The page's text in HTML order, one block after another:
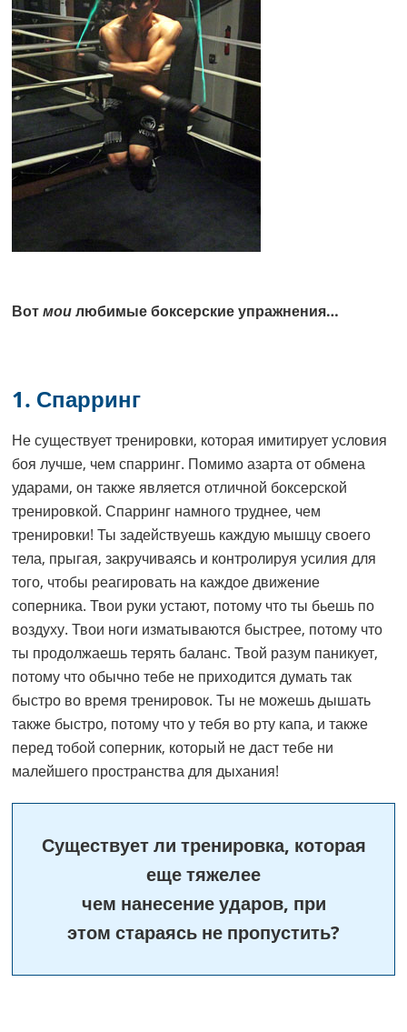
Вотмоилюбимые боксерские упражнения…
1. Спарринг
Не существует тренировки, которая имитирует условия
боя лучше, чем спарринг. Помимо азарта от обмена
ударами, он также является отличной боксерской
тренировкой. Спарринг намного труднее, чем
тренировки! Ты задействуешь каждую мышцу своего
тела, прыгая, закручиваясь и контролируя усилия для
того, чтобы реагировать на каждое движение
соперника. Твои руки устают, потому что ты бьешь по
воздуху. Твои ноги изматываются быстрее, потому что
ты продолжаешь терять баланс. Твой разум паникует,
потому что обычно тебе не приходится думать так
быстро во время тренировок. Ты не можешь дышать
также быстро, потому что у тебя во рту капа, и также
перед тобой соперник, который не даст тебе ни
малейшего пространства для дыхания!
Существует ли тренировка, которая
еще тяжелее
чем нанесение ударов, при
этом стараясь не пропустить?